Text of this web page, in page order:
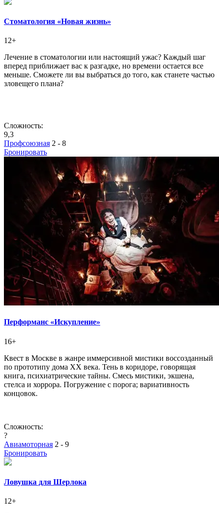
Стоматология «Новая жизнь»
12+
Лечение в стоматологии или настоящий ужас? Каждый шаг
вперед приближает вас к разгадке, но времени остается все
меньше. Сможете ли вы выбраться до того, как станете частью
зловещего плана?
Сложность:
9,3
Профсоюзная 2 - 8
Бронировать
Перформанс «Искупление»
16+
Квест в Москве в жанре иммерсивной мистики воссозданный
по прототипу дома XX века. Тень в коридоре, говорящая
книга, психиатрические тайны. Смесь мистики, экшена,
стелса и хоррора. Погружение с порога; вариативность
концовок.
Сложность:
?
Авиамоторная 2 - 9
Бронировать
Ловушка для Шерлока
12+